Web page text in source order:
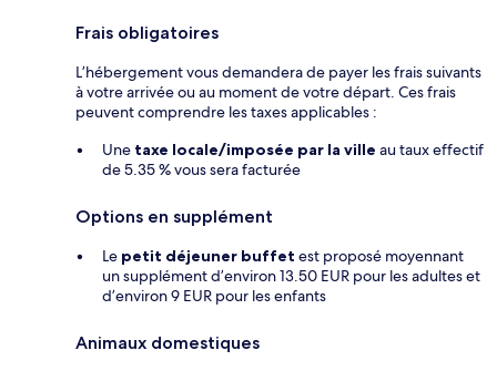
Frais obligatoires
L’hébergement vous demandera de payer les frais suivants
à votre arrivée ou au moment de votre départ. Ces frais
peuvent comprendre les taxes applicables :
Une taxe locale/imposée par la ville au taux effectif
de 5.35 % vous sera facturée
Options en supplément
Le petit déjeuner buffet est proposé moyennant
un supplément d’environ 13.50 EUR pour les adultes et
d’environ 9 EUR pour les enfants
Animaux domestiques